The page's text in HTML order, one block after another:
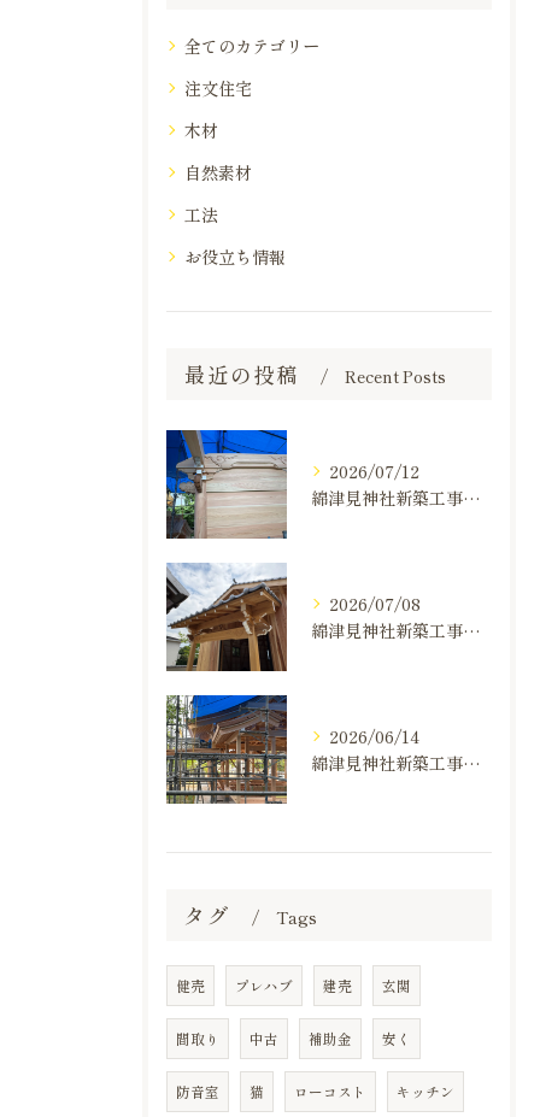
全てのカテゴリー
注文住宅
木材
自然素材
工法
お役立ち情報
最近の投稿 Recent Posts
2026/07/12
綿津見神社新築工事の建て方状況のお知らせ
2026/07/08
綿津見神社新築工事の建て方状況のお知らせ
2026/06/14
綿津見神社新築工事の建て方状況のお知らせ
タグ Tags
健売 プレハブ 建売 玄関
間取り 中古 補助金 安く
防音室 猫 ローコスト キッチン